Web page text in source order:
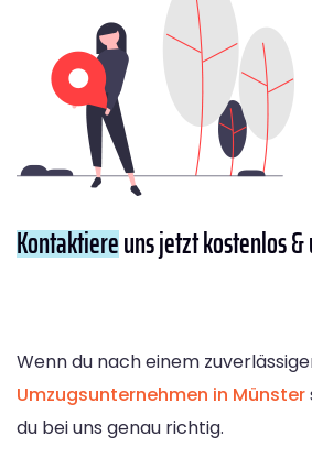
Kontaktiereuns jetzt kostenlos
Wenn du nach einem
Umzugsunternehmen in Münster
du bei uns genau richtig.